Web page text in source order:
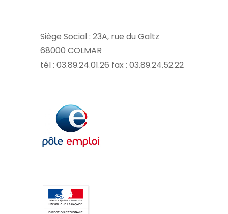
Siège Social : 23A, rue du Galtz
68000 COLMAR
tél : 03.89.24.01.26 fax : 03.89.24.52.22